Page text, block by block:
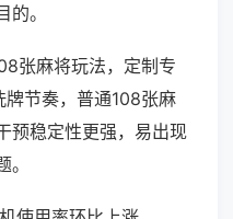
。
张麻将玩法，定制专
节奏，普通108张麻
预稳定性更强，易出现